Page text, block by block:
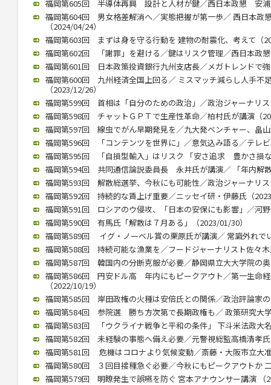
福岡第605回 半導体再興 設計と人材が鍵／西日本政懇 安浦
福岡第604回 男女格差解消へ／実態把握が第一歩／ 西日本政
（2024/04/24）
福岡第603回 まずは身を守る行動を 建物の耐震化、考えて（
福岡第602回 「謝罪」を避ける／鍵はリスク管理／西日本政
福岡第601回 日本政策投資銀行九州支店長／メガトレンドで
福岡第600回 九州経済全国上回る／ ミスマッチ減らし人手不
（2023/12/26）
福岡第599回 首相は「自分のための政治」／政治ジャーナリ
福岡第598回 チャットＧＰＴで生産性革命／柏村氏が講演（
福岡第597回 線虫でがん早期発見を／九大発ベンチャー、畠
福岡第596回 「コンテンツを世界に」／意気込み語る／テレ
福岡第595回 「自損型輸入」はリスク 「安さ追求 豊かさ損
福岡第594回 共同通信論説委員長 永井氏が講演／ 「年内解
福岡第593回 解散総選挙、今秋にも可能性／政治ジャーナリ
福岡第592回 持続的な賃上げ重要／ニッセイ研・伊藤氏（
福岡第591回 ロシアのウ侵攻、「日本の安保にも影響」／河
福岡第590回 有馬氏「解散は７月ある」（2023/01/30）
福岡第589回 イグ・ノーベル賞の栗原氏が講演／ 常識外れで
福岡第588回 持続可能な漁業を／フードジャーナリスト佐々
福岡第587回 韓国内の分断克服が必要／静岡県立大大学院の
福岡第586回 円安ドル高 年内にもピークアウト／第一生命
（2022/10/19）
福岡第585回 岸田政権の火種は安倍氏との関係／政治評論家
福岡第584回 参院選 勝ち方次第で長期政権も／ 政策研究大
福岡第583回 「ウクライナ戦争と平和の条件」 下斗米法政大
福岡第582回 未経験の事態へ備え必要／元警視総監高橋清孝
福岡第581回 危機はコロナより気候変動／斎藤・大阪市立大
福岡第580回 ３回目接種急ぐ必要／今秋にもピークアウトか
福岡第579回 明瞭発生で誤嚥を防ぐ 宮本アナウンサー講演 （